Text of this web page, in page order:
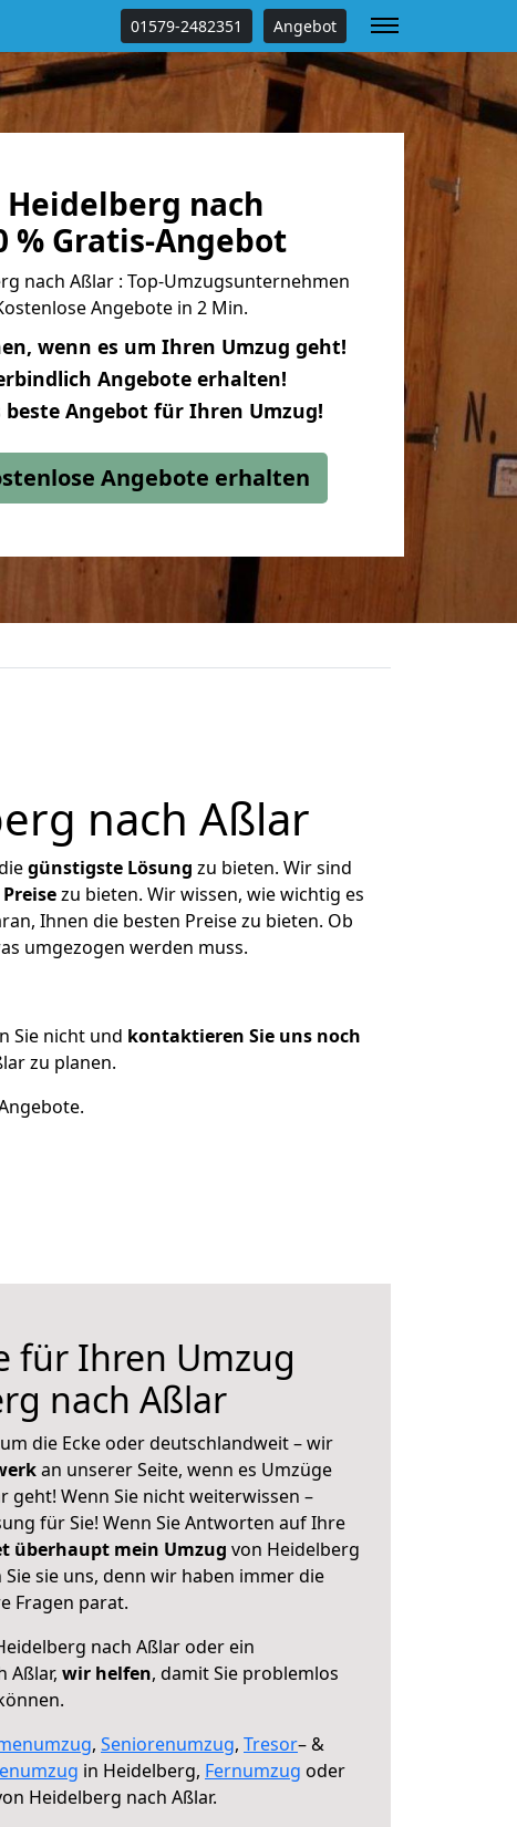
01579-2482351 Angebot
Heidelberg nach
% Gratis-Angebot
nach Aßlar : Top-Umzugsunternehmen
Angebote in 2 Min.
wenn es um Ihren Umzug geht!
Angebote erhalten!
beste Angebot für Ihren Umzug!
Angebote erhalten
nach Aßlar
günstigste Lösung zu bieten. Wir sind
zu bieten. Wir wissen, wie wichtig es
Ihnen die besten Preise zu bieten. Ob
umgezogen werden muss.
Sie nicht und kontaktieren Sie uns noch
zu planen.
für Ihren Umzug
nach Aßlar
die Ecke oder deutschlandweit – wir
an unserer Seite, wenn es Umzüge
geht! Wenn Sie nicht weiterwissen –
für Sie! Wenn Sie Antworten auf Ihre
überhaupt mein Umzug von Heidelberg
sie uns, denn wir haben immer die
Fragen parat.
nach Aßlar oder ein
Aßlar, wir helfen, damit Sie problemlos
, Seniorenumzug, Tresor– &
in Heidelberg, Fernumzug oder
Heidelberg nach Aßlar.